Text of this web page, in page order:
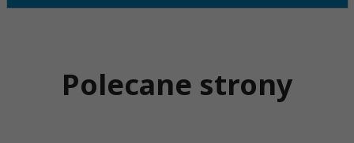
Polecane strony